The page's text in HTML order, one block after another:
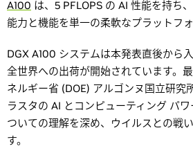
A100 は、5 PFLOPS の AI 性能を持ち
能力と機能を単一の柔軟なプラットフ
DGX A100 システムは本発表直後から
全世界への出荷が開始されています。
ネルギー省 (DOE) アルゴンヌ国立研究
ラスタの AI とコンピューティング パ
ついての理解を深め、ウイルスとの戦
す。